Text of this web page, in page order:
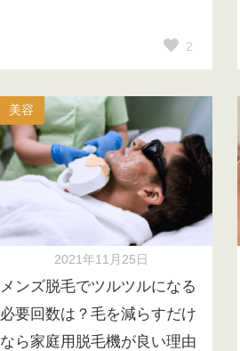
2
美容
2021年11月25日
メンズ脱毛でツルツルになる
必要回数は？毛を減らすだけ
なら家庭用脱毛機が良い理由